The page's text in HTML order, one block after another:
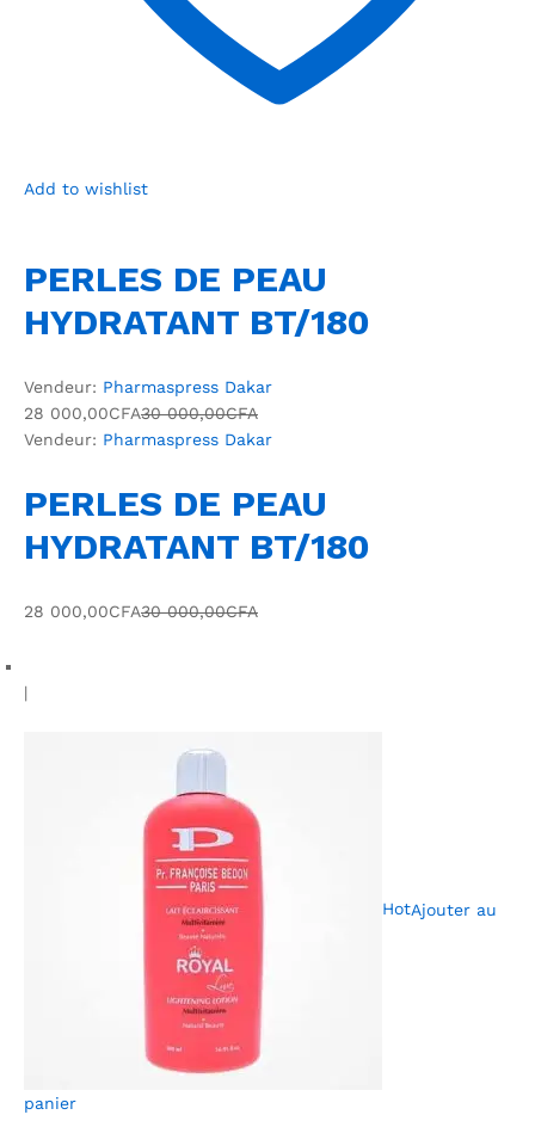
Add to wishlist
PERLES DE PEAU
HYDRATANT BT/180
Vendeur: Pharmaspress Dakar
28 000,00CFA30 000,00CFA
Vendeur: Pharmaspress Dakar
PERLES DE PEAU
HYDRATANT BT/180
28 000,00CFA30 000,00CFA
|
HotAjouter au
panier